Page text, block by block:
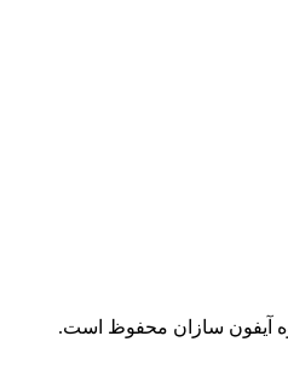
آیفون سازان محفوظ است.